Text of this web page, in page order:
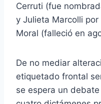
Cerruti (fue
y Julieta Marcolli
Moral (falleció en
De no mediar
etiquetado frontal
se espera un